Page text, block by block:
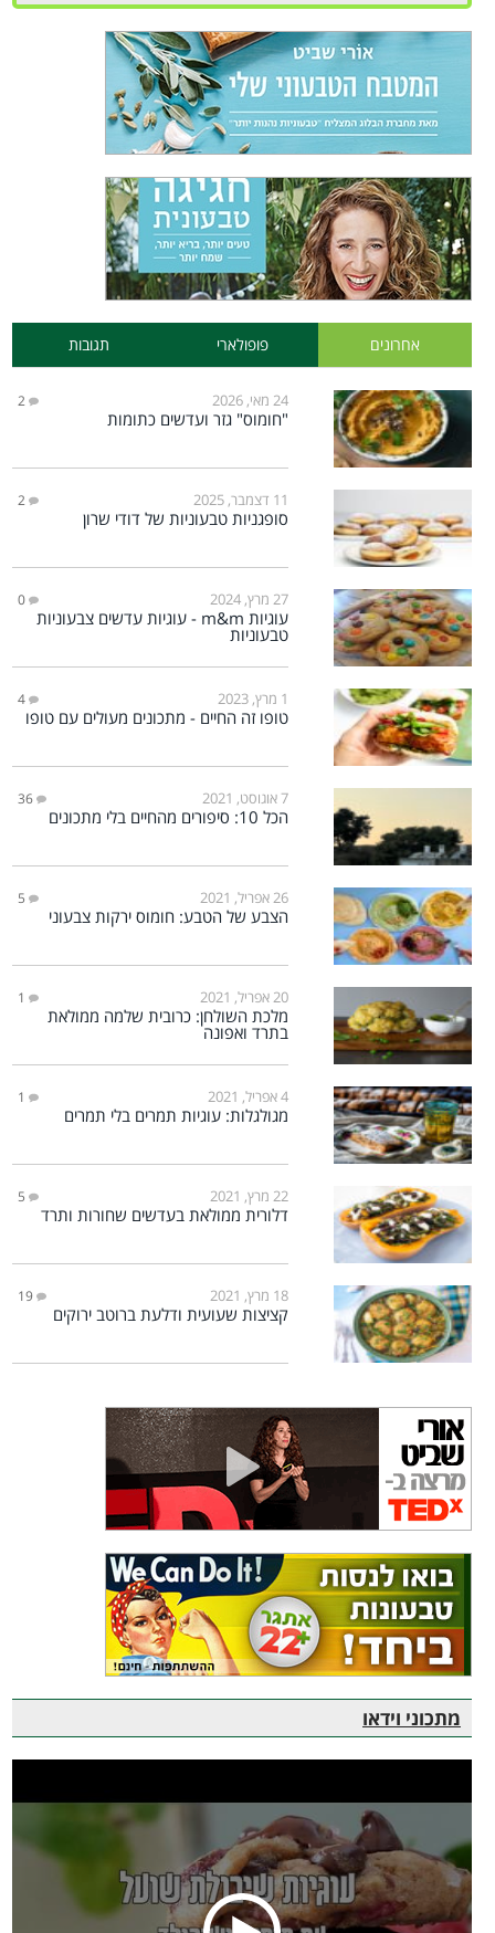
אחרונים פופולארי תגובות
24 מאי, 2026 2
"חומוס" גזר ועדשים כתומות
11 דצמבר, 2025 2
סופגניות טבעוניות של דודי שרון
27 מרץ, 2024 0
עוגיות m&m - עוגיות עדשים צבעוניות
טבעוניות
1 מרץ, 2023 4
טופו זה החיים - מתכונים מעולים עם טופו
7 אוגוסט, 2021 36
הכל 10: סיפורים מהחיים בלי מתכונים
26 אפריל, 2021 5
הצבע של הטבע: חומוס ירקות צבעוני
20 אפריל, 2021 1
מלכת השולחן: כרובית שלמה ממולאת
בתרד ואפונה
4 אפריל, 2021 1
מגולגלות: עוגיות תמרים בלי תמרים
22 מרץ, 2021 5
דלורית ממולאת בעדשים שחורות ותרד
18 מרץ, 2021 19
קציצות שעועית ודלעת ברוטב ירוקים
מתכוני וידאו